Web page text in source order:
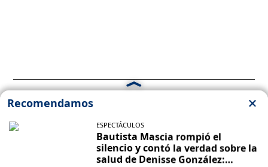
Propietario: Talar Producciones S.A. CUIT: 33-71448833-9
Edición Nº - 4293 - 07/08/2026
Director Periodístico de El DestapeRoberto Navarro